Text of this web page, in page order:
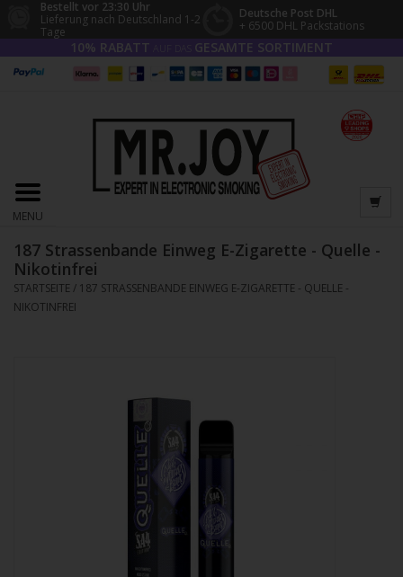
Bestellt vor 23:30 Uhr
Lieferung nach Deutschland 1-2
Tage
Deutsche Post DHL
+ 6500 DHL Packstations
10% RABATT GESAMTE SORTIMENT
MENU
187 Strassenbande Einweg E-Zigarette - Quelle -
Nikotinfrei
STARTSEITE / 187 STRASSENBANDE EINWEG E-ZIGARETTE - QUELLE -
NIKOTINFREI